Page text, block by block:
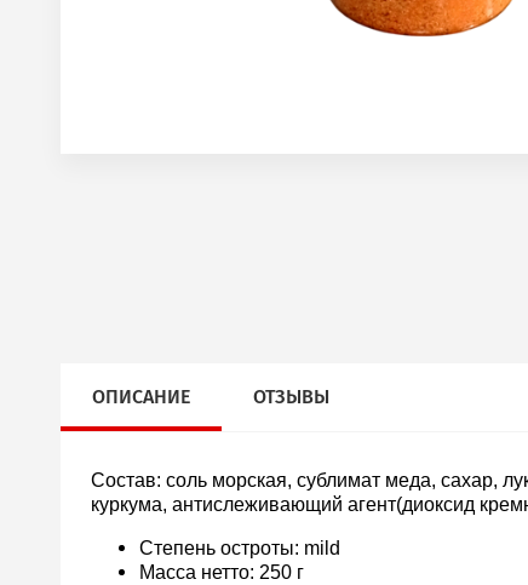
ОПИСАНИЕ ОТЗЫВЫ
Состав: соль морская, сублимат меда, сахар,
куркума, антислеживающий агент(диоксид
Степень остроты: mild
Масса нетто: 250 г